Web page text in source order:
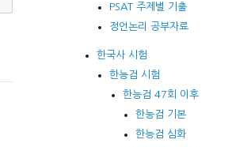
PSAT 주제별 기출
정언논리 공부자료
한국사 시험
한능검 시험
한능검 47회 이후
한능검 기본
한능검 심화